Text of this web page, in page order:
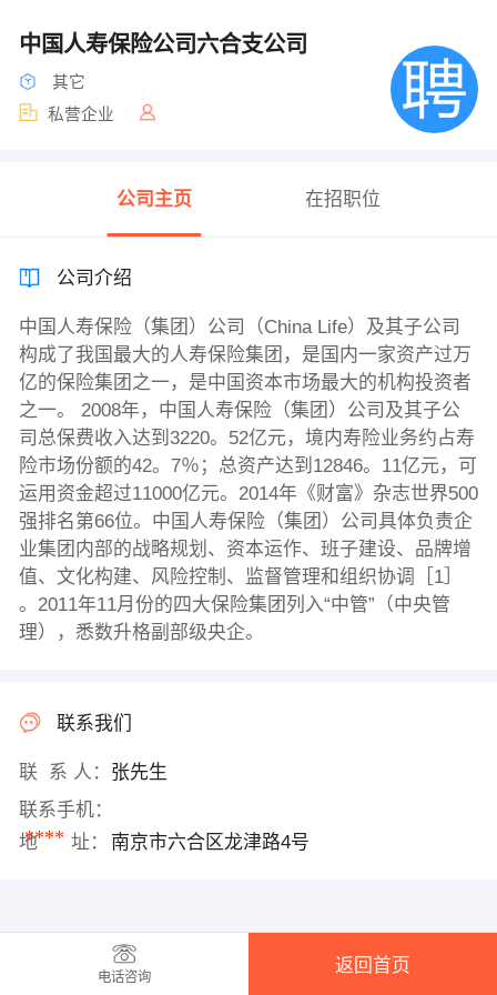
中国人寿保险公司六合支公司
其它
私营企业
公司主页 在招职位
公司介绍
中国人寿保险（集团）公司（China Life）及其子公司
构成了我国最大的人寿保险集团，是国内一家资产过万
亿的保险集团之一，是中国资本市场最大的机构投资者
之一。 2008年，中国人寿保险（集团）公司及其子公
司总保费收入达到3220。52亿元，境内寿险业务约占寿
险市场份额的42。7％；总资产达到12846。11亿元，可
运用资金超过11000亿元。2014年《财富》杂志世界500
强排名第66位。中国人寿保险（集团）公司具体负责企
业集团内部的战略规划、资本运作、班子建设、品牌增
值、文化构建、风险控制、监督管理和组织协调［1］
。2011年11月份的四大保险集团列入“中管”（中央管
理），悉数升格副部级央企。
联系我们
联 系 人： 张先生
联系手机：
****
地 址： 南京市六合区龙津路4号
电话咨询
返回首页